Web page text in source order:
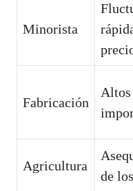
Minorista
Fabricación
Altos
Agricultura
de